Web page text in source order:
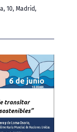
10, Madrid,